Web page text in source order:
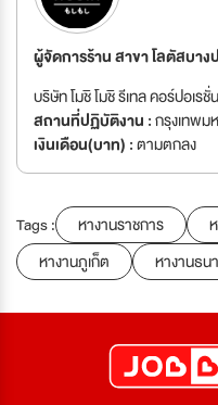
ผู้จัดการร้าน สาขา โลตัสบาง
บริษัท โมชิ โมชิ รีเทล คอร์ปอเร
สถานที่ปฏิบัติงาน :กรุงเทพม
เงินเดือน(บาท) :ตามตกลง
Tags : หางานราชการ
หางานภูเก็ต
หางานธน